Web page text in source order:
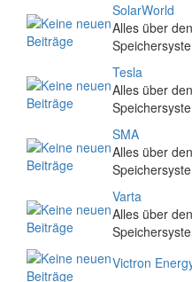
SolarWorld
Alles über
Tesla
Alles über
SMA
Alles über
Varta
Alles über
Victron